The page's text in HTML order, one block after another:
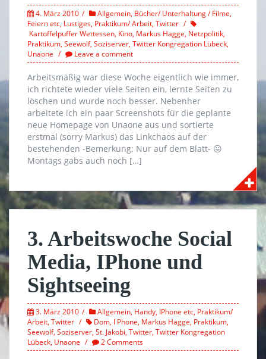
4. März 2010 Allgemein, Bücher/ Unterhaltung / Filme,
Feiern etc, Lustiges, Praktikum/ Arbeit, Twitter
Kartoffelpuffer Wettessen, Kino, Markus Hagge, Netzpolitik,
Praktikum, Seewolf, Soziserver, Twitter Kongregation Lübeck,
Unaone
Leave a comment
Arbeitsmäßig war diese Woche eigentlich wie immer,
ich richtete wieder viele Seiten ein, lernte Seiten zu
löschen und wurde noch besser. Nebenher
arbeitete ich ein paar Screenshots für die geplante
neue Homepage von Unaone aus und sortierte
erstmal (sorry Markus) das Linkchaos auf der
bestehenden -Bemerkung: Nur auf dem Blatt- 😛
Montags gabs auch noch […]
3. Arbeitswoche Social
Media, IPhone und
Sightseeing
3. März 2010 Allgemein, Handy, IPhone etc, Praktikum/
Arbeit, Twitter Dom, I Phone, Markus Hagge, Praktikum,
Seewolf, Soziserver, St. Jakobi, Twitter, Twitter Kongregation
Lübeck, Unaone 2 Comments